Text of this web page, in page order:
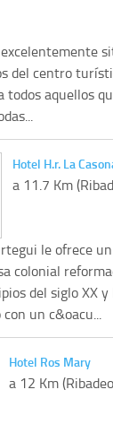
del centro
todos aquellos
Hotel H.r. La
a 11.7 Km
le ofrece
colonial
del siglo XX
un c&oacu...
Hotel Ros Mary
a 12 Km